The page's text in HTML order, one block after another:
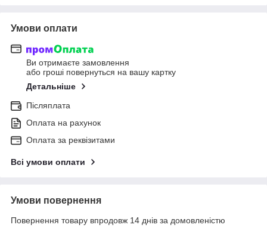
Умови оплати
Ви отримаєте замовлення
або гроші повернуться на вашу картку
Детальніше
Післяплата
Оплата на рахунок
Оплата за реквізитами
Всі умови оплати
Умови повернення
Повернення товару впродовж 14 днів за домовленістю